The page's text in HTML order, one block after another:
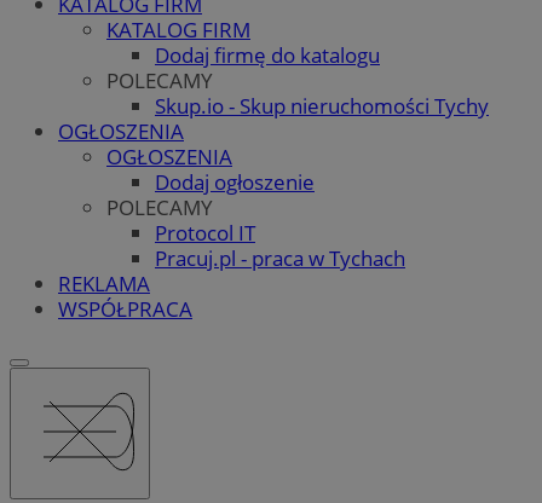
KATALOG FIRM
Dodaj firmę do katalogu
POLECAMY
Skup.io - Skup nieruchomości Tychy
OGŁOSZENIA
OGŁOSZENIA
Dodaj ogłoszenie
POLECAMY
Protocol IT
Pracuj.pl - praca w Tychach
REKLAMA
WSPÓŁPRACA